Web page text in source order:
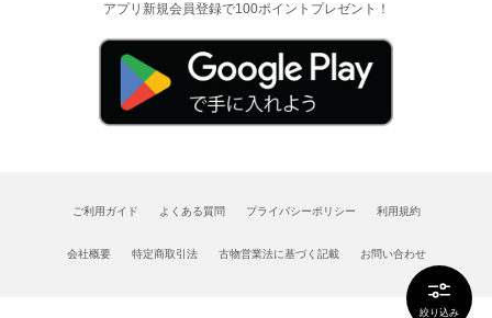
絞り込み
アプリ新規会員登録で100ポイントプレゼント！
ご利用ガイド よくある質問 プライバシーポリシー 利用規約
会社概要 特定商取引法 古物営業法に基づく記載 お問い合わせ